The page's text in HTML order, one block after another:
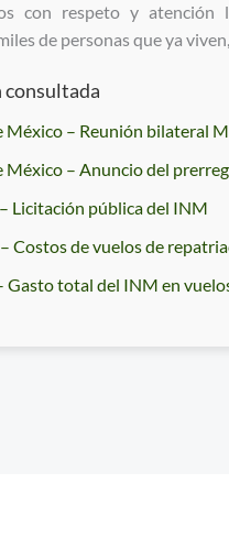
con respeto y
de personas que ya
México – Reunión bilateral
México – Anuncio del
Licitación pública del INM
Costos de vuelos de
Gasto total del INM en